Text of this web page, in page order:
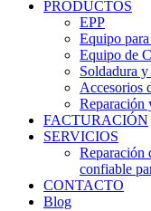
PRODUCTOS
EPP
Equipo
Equipo de
Soldadura
Accesorios
Reparación
FACTURACIÓN
SERVICIOS
Reparación
confiable
CONTACTO
Blog